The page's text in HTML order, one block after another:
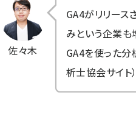
佐々木
GA4がリリース
みという企業も
GA4を使った分
析士協会サイト